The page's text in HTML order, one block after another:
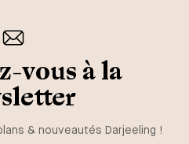
vous à la
& nouveautés Darjeeling !